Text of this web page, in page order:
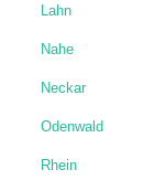
Lahn
Nahe
Neckar
Odenwald
Rhein